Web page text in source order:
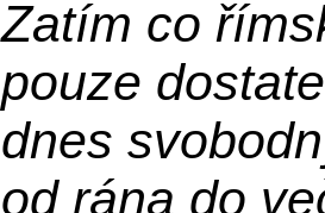
Zatím co
pouze
dnes
od rána do